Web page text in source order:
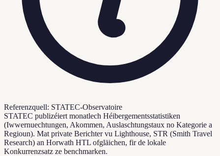
Referenzquell: STATEC-Observatoire
STATEC publizéiert monatlech Héibergementsstatistiken
(Iwwernuechtungen, Akommen, Auslaschtungstaux no Kategorie a
Regioun). Mat private Berichter vu Lighthouse, STR (Smith Travel
Research) an Horwath HTL ofgläichen, fir de lokale
Konkurrenzsatz ze benchmarken.